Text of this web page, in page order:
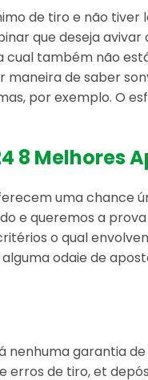
de tiro e não
que deseja
cual também não
de saber
por exemplo. O
8 Melhores
uma chance
e queremos a
o qual
odaie de
garantia
erros de tiro, et